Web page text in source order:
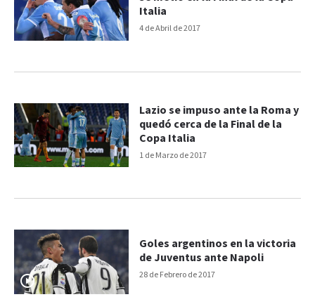
4 de Abril de 2017
Italia
1 de Marzo de 2017
Lazio se impuso ante la Roma y
quedó cerca de la Final de la
Copa Italia
28 de Febrero de 2017
Goles argentinos en la victoria
de Juventus ante Napoli